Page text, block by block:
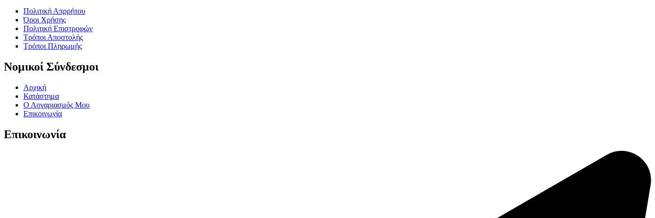
Πολιτική Απρρήτου
Όροι Χρήσης
Πολιτική Επιστροφών
Τρόποι Αποστολής
Τρόποι Πληρωμής
Νομικοί Σύνδεσμοι
Αρχική
Κατάστημα
Ο Λογαριασμός Μου
Επικοινωνία
Επικοινωνία